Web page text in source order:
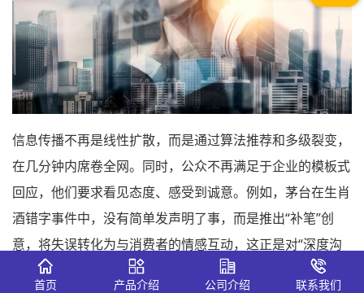
信息传播不再是线性扩散，而是通过算法推荐和多级裂变，
在几分钟内席卷全网。同时，公众不再满足于企业的模板式
回应，他们要求看见态度、感受到诚意。例如，茅台在生肖
酒错字事件中，没有简单发声明了事，而是推出“补笔”创
意，将失误转化为与消费者的情感互动，这正是对“深度沟
通”需求的精准回应。
首页 产品介绍 公司介绍 联系我们